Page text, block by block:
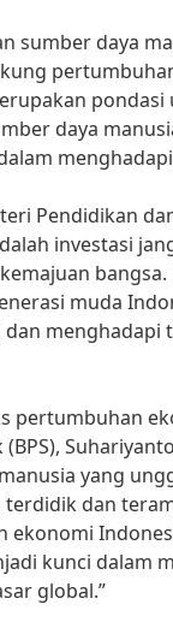
sumber daya
daya
Pendidikan
investasi
muda
dan menghadapi
pertumbuhan
(BPS),
yang
terdidik dan
ekonomi
kunci dalam
global.”